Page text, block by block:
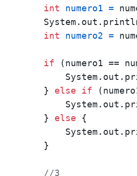
int
numero1 =
int
numero2 =
if (numero1 ==
        }
else if
        }
else {
        }
//3